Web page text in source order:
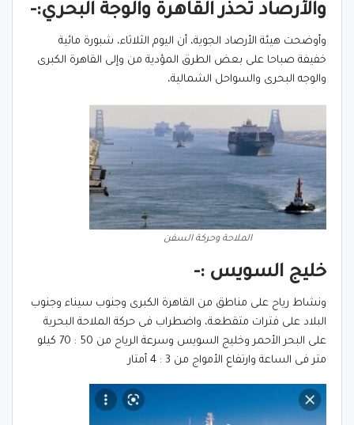
والأرصاد تحذر القاهرة والوجة البحري:-
وأوضحت هيئة الأرصاد الجوية، أن اليوم الثلاثاء، شبورة مائية
خفيفة صباحا على بعض الطرق المؤدية من وإلى القاهرة الكبرى
والوجه البحرى والسواحل الشمالية،
الملاحة وحركة السفن
خليج السويس :-
ونشاط رياح على مناطق من القاهرة الكبرى وجنوب سيناء وجنوب
البلاد على فترات متقطعة، واضطراب فى حركة الملاحة البحرية
على البحر الأحمر وخليج السويس وسرعة الرياح من 50 : 70 كيلو
متر فى الساعة وارتفاع الأمواج من 3 : 4 أمتار